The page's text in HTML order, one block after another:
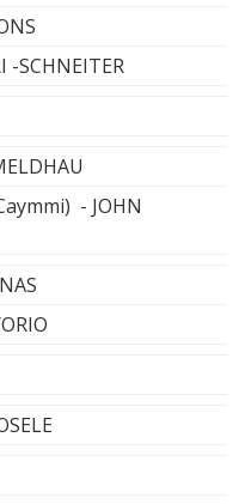
-SCHNEITER
- JOHN